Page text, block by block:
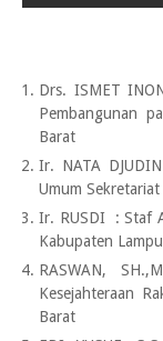
Drs. ISMET
Pembangunan
Barat
Ir. NATA
Umum
Ir. RUSDI
: Staf
Kabupaten
RASWAN,
Kesejahteraan
Barat